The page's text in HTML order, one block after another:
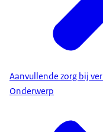
Aanvullende zorg bij
Onderwerp